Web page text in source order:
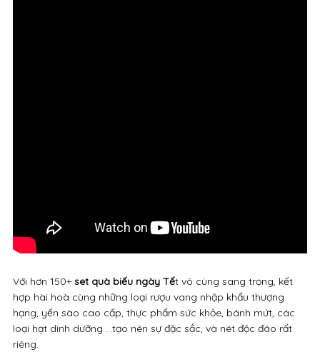
Với hơn 150+set quà biếu ngày Tết vô cùng sang trọng, kết
hợp hài hoà cùng những loại rượu vang nhập khẩu thượng
hạng, yến sào cao cấp, thực phẩm sức khỏe, bánh mứt, các
loại hạt dinh dưỡng ...tạo nên sự đặc sắc, và nét độc đáo rất
riêng.